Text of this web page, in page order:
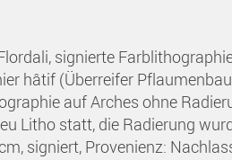
signierte
hâtif (Überreifer
auf Arches ohne
Litho statt, die Radierung
signiert, Provenienz: